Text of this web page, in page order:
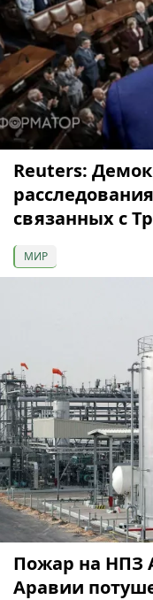
Reuters:
связанных с
МИР
Пожар на НПЗ
Аравии